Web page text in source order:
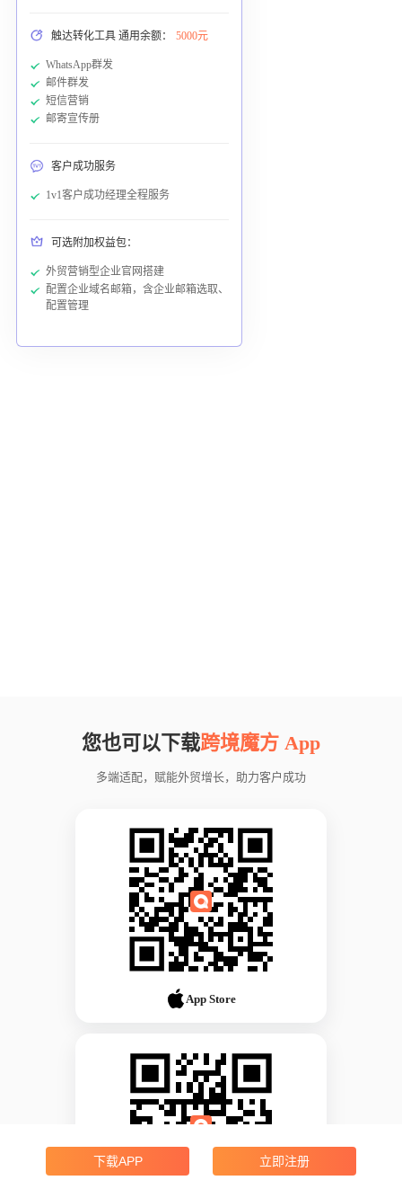
触达转化工具 通用余额： 5000元
WhatsApp群发
邮件群发
短信营销
邮寄宣传册
客户成功服务
1v1客户成功经理全程服务
可选附加权益包：
外贸营销型企业官网搭建
配置企业域名邮箱，含企业邮箱选取、
配置管理
您也可以下载跨境魔方 App
多端适配，赋能外贸增长，助力客户成功
App Store
下载APP 立即注册